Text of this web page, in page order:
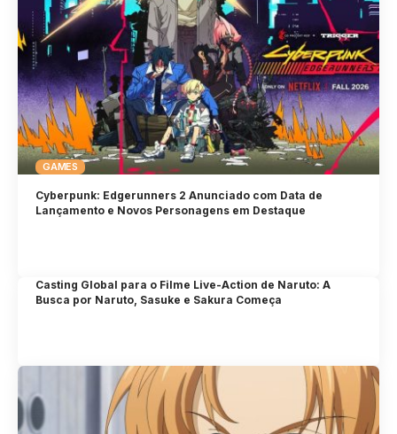
GAMES
Cyberpunk: Edgerunners 2 Anunciado com Data de
Lançamento e Novos Personagens em Destaque
Casting Global para o Filme Live-Action de Naruto: A
Busca por Naruto, Sasuke e Sakura Começa